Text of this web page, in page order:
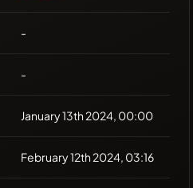
-
-
January 13th 2024, 00:00
February 12th 2024, 03:16